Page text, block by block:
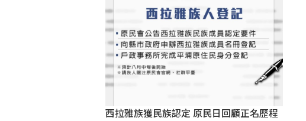
西拉雅族獲民族認定 原民日回顧正名歷程